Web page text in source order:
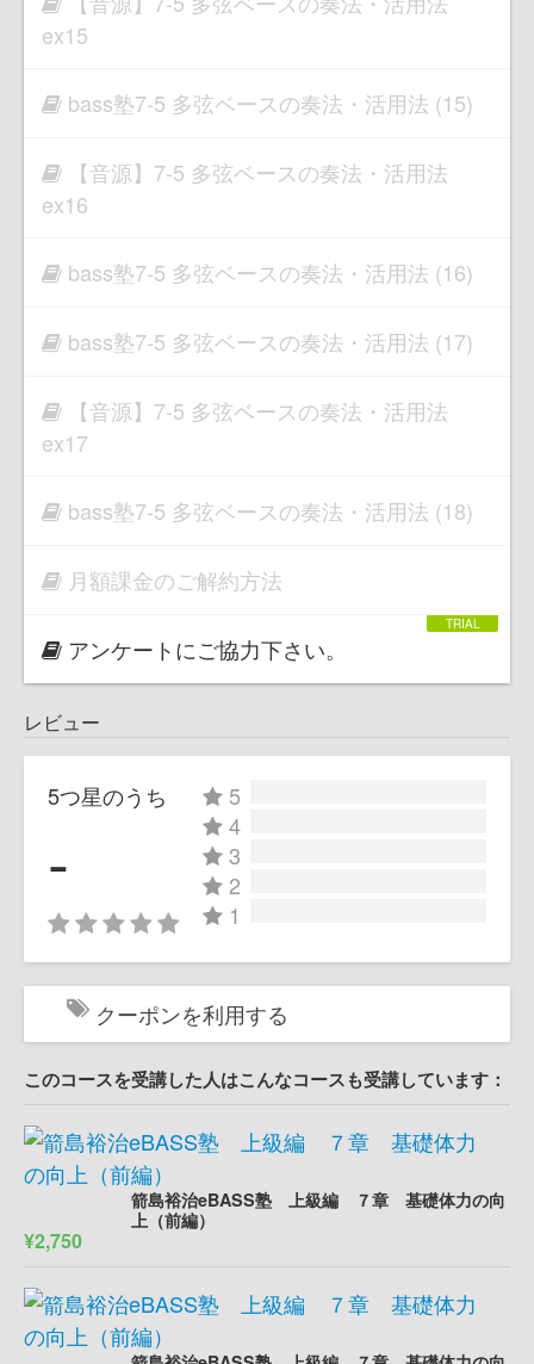
ex15
bass塾7-5 多弦ベースの奏法・活用法 (15)
【音源】7-5 多弦ベースの奏法・活用法
ex16
bass塾7-5 多弦ベースの奏法・活用法 (16)
bass塾7-5 多弦ベースの奏法・活用法 (17)
【音源】7-5 多弦ベースの奏法・活用法
ex17
bass塾7-5 多弦ベースの奏法・活用法 (18)
月額課金のご解約方法
アンケートにご協力下さい。
レビュー
5つ星のうち
-
5
4
3
2
1
クーポンを利用する
このコースを受講した人はこんなコースも受講しています：
箭島裕治eBASS塾 上級編 ７章 基礎体力の向
上（前編）
¥2,750